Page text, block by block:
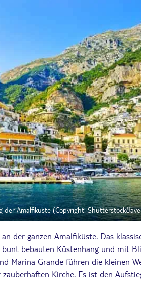
der Amalfiküste (Copyright: Shutterstock/
der ganzen Amalfiküste. Das
bebauten Küstenhang und mit
Marina Grande führen die kleinen
Kirche. Es ist den